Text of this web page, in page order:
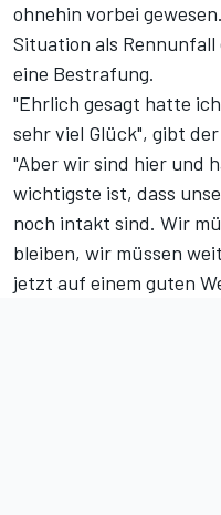
ohnehin vorbei
Situation als
eine Bestrafung.
"Ehrlich gesagt hatte
sehr viel Glück", gibt
"Aber wir sind hier und
wichtigste ist, dass
noch intakt sind. Wir
bleiben, wir müssen
jetzt auf einem guten